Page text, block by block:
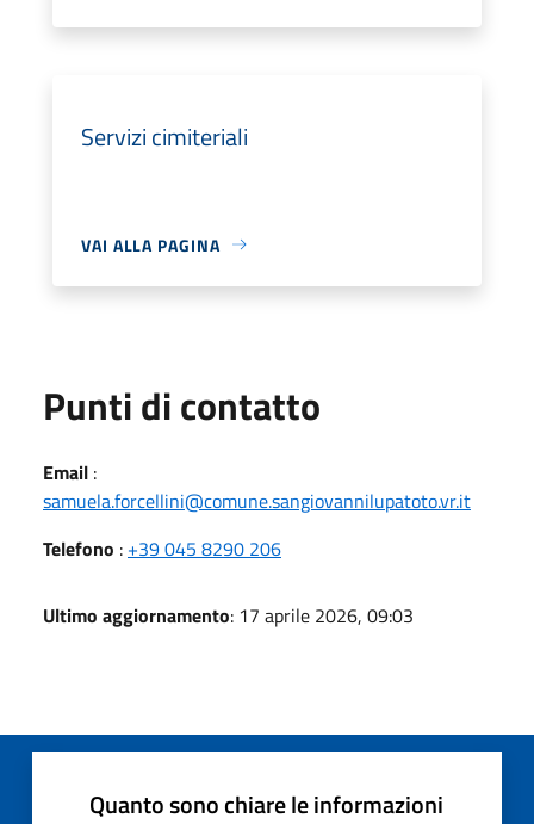
Servizi cimiteriali
VAI ALLA PAGINA
Punti di contatto
Email :
samuela.forcellini@comune.sangiovannilupatoto.vr.it
Telefono : +39 045 8290 206
Ultimo aggiornamento: 17 aprile 2026, 09:03
Quanto sono chiare le informazioni